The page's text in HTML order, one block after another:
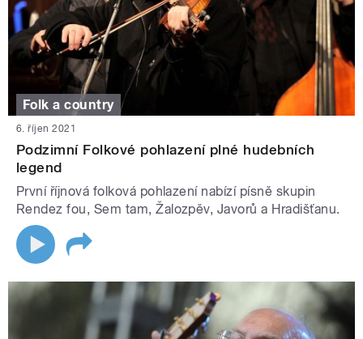
Folk a country
6. říjen 2021
Podzimní Folkové pohlazení plné hudebních
legend
První říjnová folková pohlazení nabízí písně skupin
Rendez fou, Sem tam, Žalozpěv, Javorů a Hradišťanu.